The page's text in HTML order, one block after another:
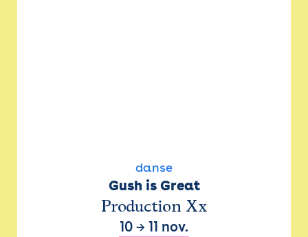
danse
Gush is Great
Production Xx
10 → 11 nov.